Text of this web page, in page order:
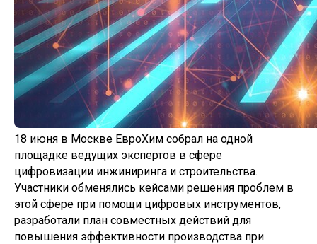
18 июня в Москве ЕвроХим собрал на одной
площадке ведущих экспертов в сфере
цифровизации инжиниринга и строительства.
Участники обменялись кейсами решения проблем в
этой сфере при помощи цифровых инструментов,
разработали план совместных действий для
повышения эффективности производства при